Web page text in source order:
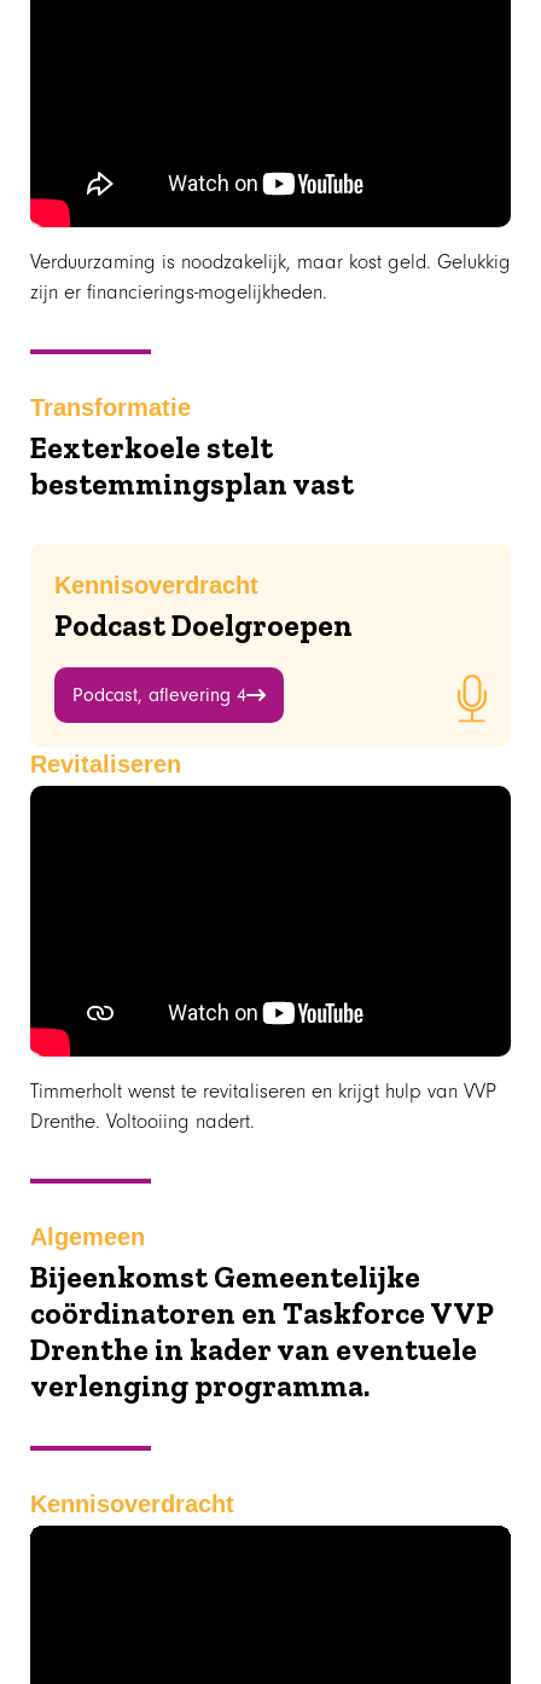
Revitaliseren
Timmerholt wenst te revitaliseren en krijgt hulp van VVP
Drenthe. Voltooiing nadert.
Algemeen
Bijeenkomst Gemeentelijke
coördinatoren en Taskforce VVP
Drenthe in kader van eventuele
verlenging programma.
Kennisoverdracht
Verduurzaming is noodzakelijk, maar kost geld. Gelukkig
zijn er financierings-mogelijkheden.
Transformatie
Eexterkoele stelt
bestemmingsplan vast
Kennisoverdracht
Podcast Doelgroepen
Podcast, aflevering 4